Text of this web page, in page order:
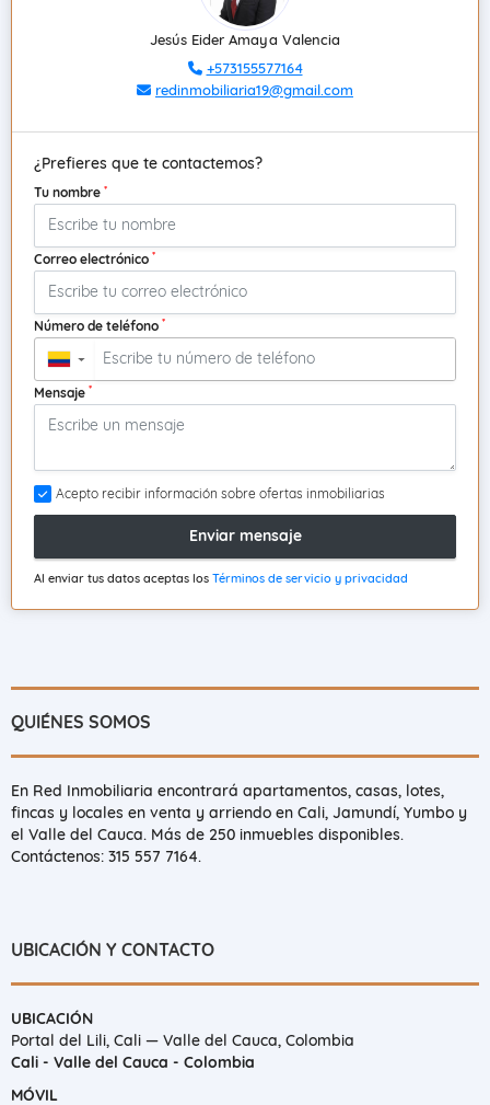
Jesús Eider Amaya Valencia
+573155577164
redinmobiliaria19@gmail.com
¿Prefieres que te contactemos?
Tu nombre *
Correo electrónico *
Número de teléfono *
▼
Mensaje *
Acepto recibir información sobre ofertas inmobiliarias
Enviar mensaje
Al enviar tus datos aceptas los Términos de servicio y privacidad
QUIÉNES SOMOS
En Red Inmobiliaria encontrará apartamentos, casas, lotes,
fincas y locales en venta y arriendo en Cali, Jamundí, Yumbo y
el Valle del Cauca. Más de 250 inmuebles disponibles.
Contáctenos: 315 557 7164.
UBICACIÓN Y CONTACTO
UBICACIÓN
Portal del Lili, Cali — Valle del Cauca, Colombia
Cali - Valle del Cauca - Colombia
MÓVIL